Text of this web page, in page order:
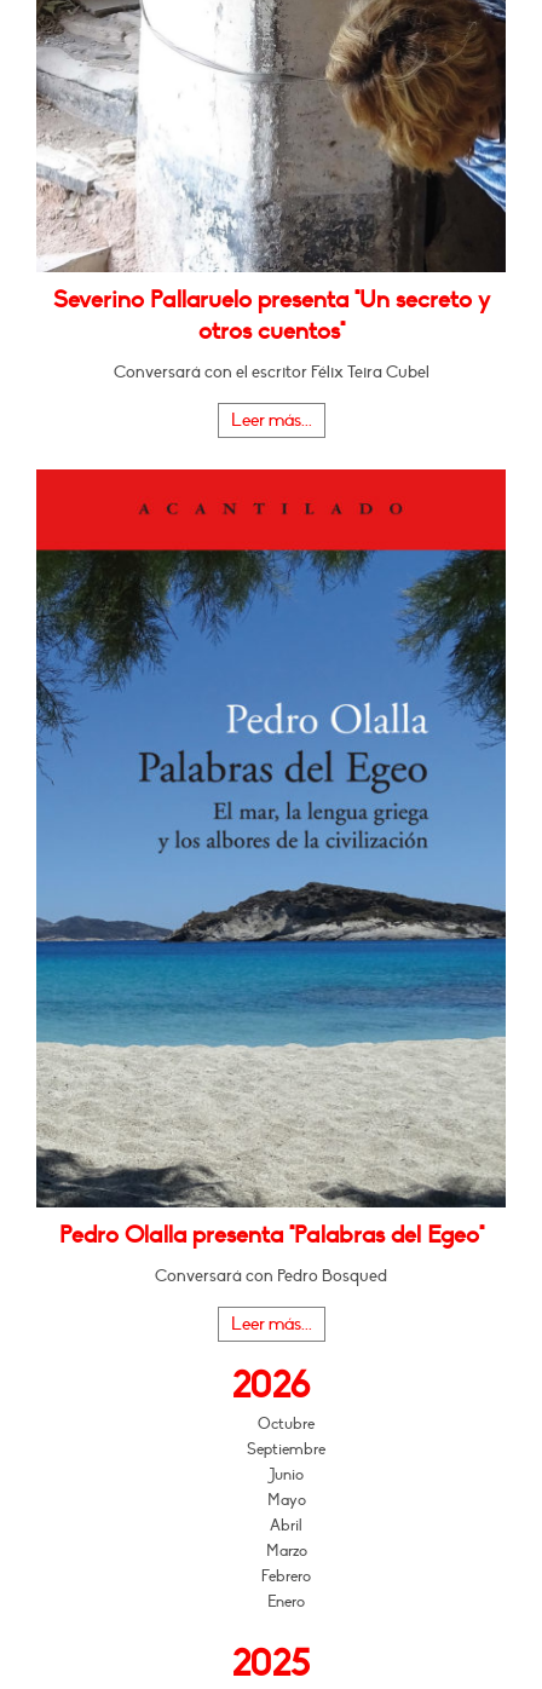
Severino Pallaruelo presenta "Un secreto y
otros cuentos"
Conversará con el escritor Félix Teira Cubel
Leer más...
Pedro Olalla presenta "Palabras del Egeo"
Conversará con Pedro Bosqued
Leer más...
2026
Octubre
Septiembre
Junio
Mayo
Abril
Marzo
Febrero
Enero
2025